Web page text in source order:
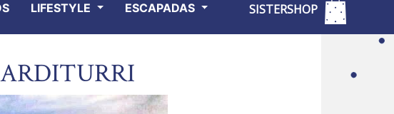
LIFESTYLE ESCAPADAS SISTERSHOP